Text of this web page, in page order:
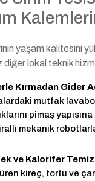
yaşam kalitesini
diğer lokal teknik
Kırmadan Gider
mutfak
pimaş
mekanik
ve Kalorifer
kireç, tortu ve